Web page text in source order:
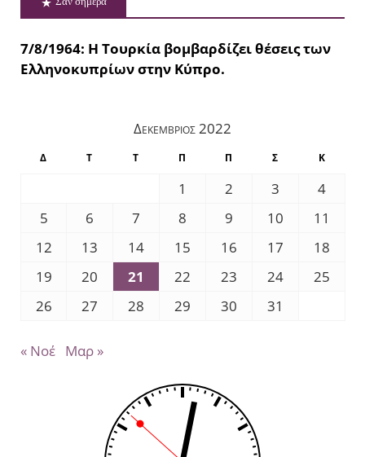
7/8/1964: Η Τουρκία βομβαρδίζει θέσεις των
Ελληνοκυπρίων στην Κύπρο.
Δεκέμβριος 2022
Δ Τ Τ Π Π Σ Κ
1 2 3
4
5
6 7 8 9 10
11
12
13 14 15 16 17
18
19
20 21 22 23 24
25
26
27 28 29 30 31
« Νοέ Μαρ »